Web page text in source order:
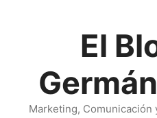
El
Marketing, Comunicación